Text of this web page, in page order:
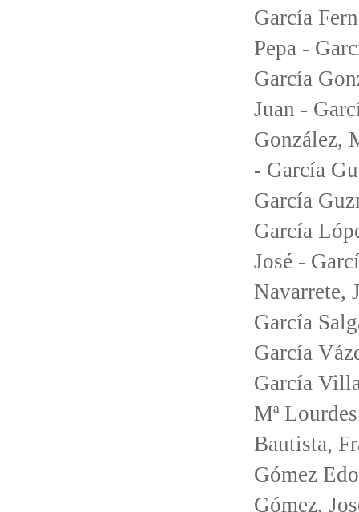
García
Pepa -
García
Juan -
González,
- García
García
García
José -
Navarrete,
García
García
García
Mª
Bautista,
Gómez
Gómez,